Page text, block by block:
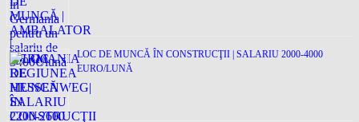
LOC DE MUNCĂ ÎN CONSTRUCŢII | SALARIU 2000-4000
EURO/LUNĂ